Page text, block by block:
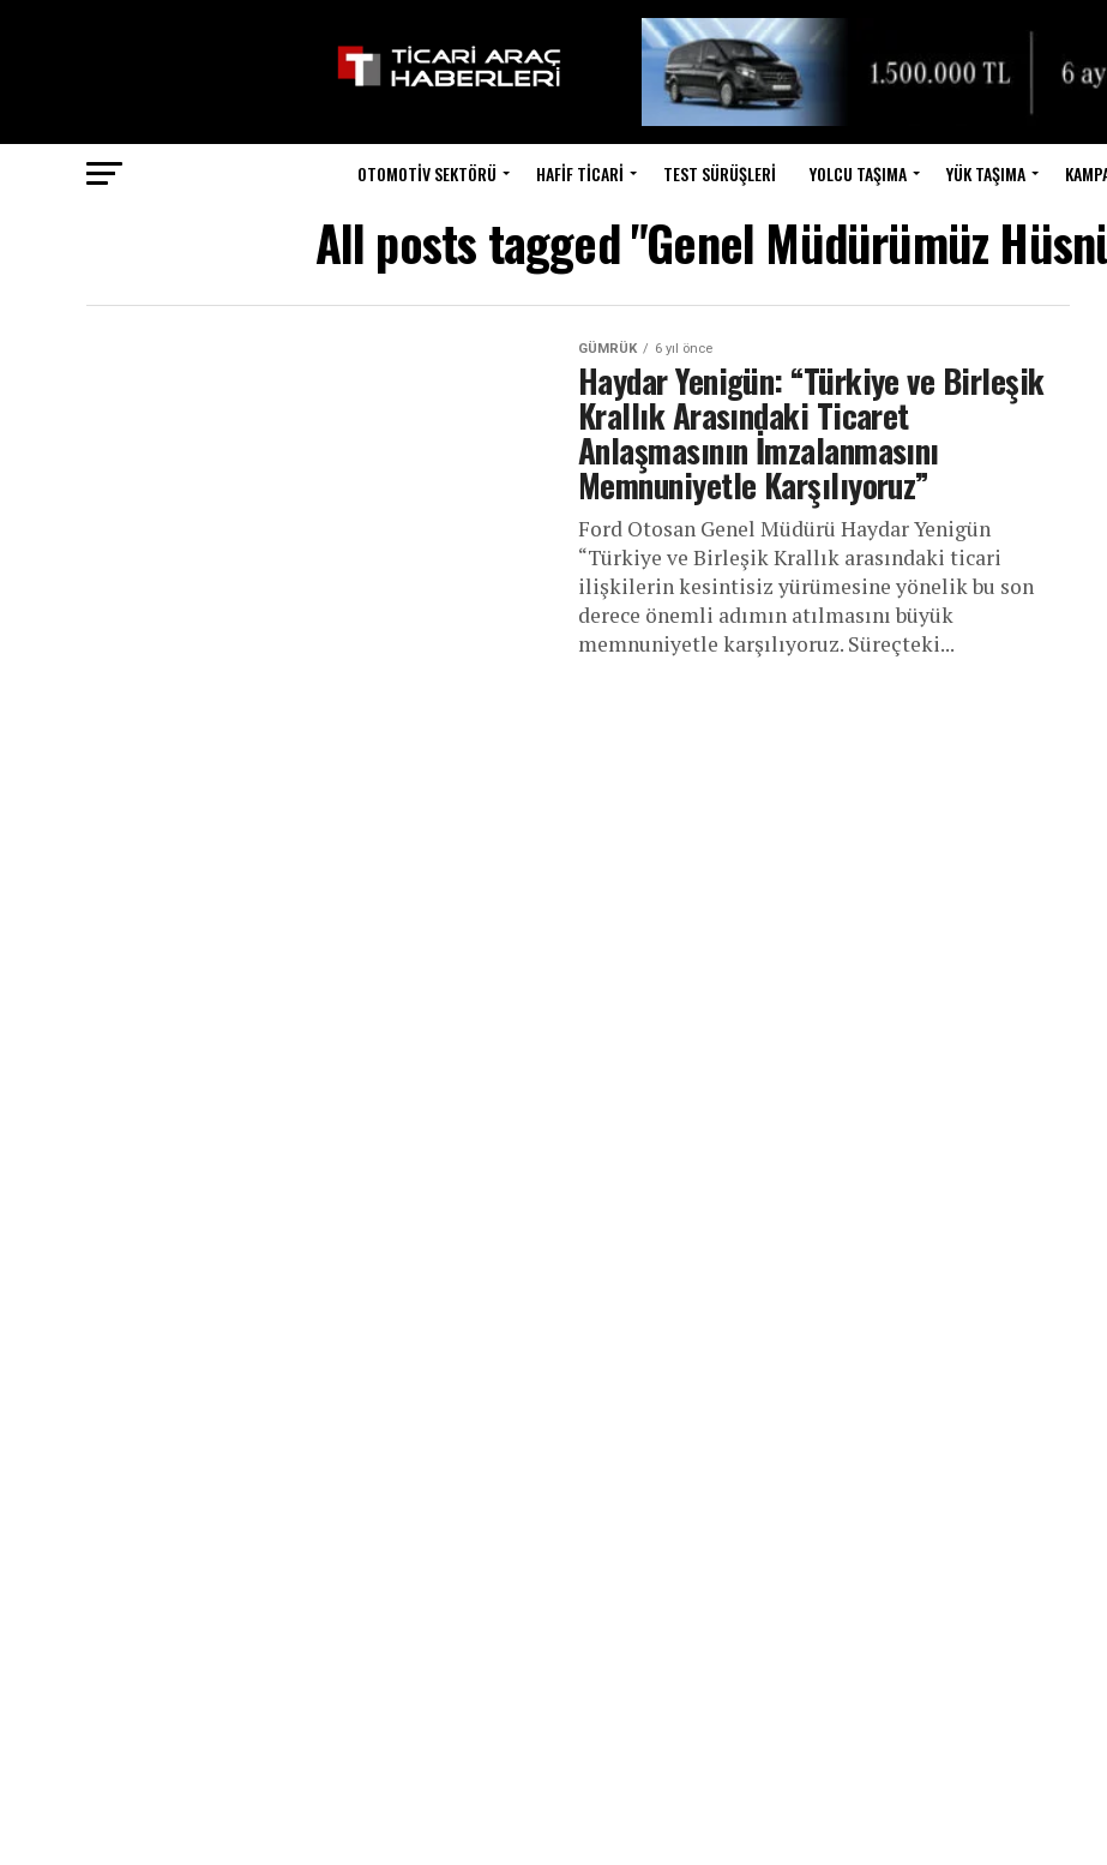
OTOMOTIV SEKTÖRÜ HAFIF TICARI TEST SÜRÜŞLERI YOLCU TAŞIMA YÜK TAŞIMA
All posts tagged "Genel Müdürümüz
GÜMRÜK 6 yıl önce
Haydar Yenigün: “Türkiye ve Birleşik
Krallık Arasındaki Ticaret
Anlaşmasının İmzalanmasını
Memnuniyetle Karşılıyoruz”
Ford Otosan Genel Müdürü Haydar Yenigün
“Türkiye ve Birleşik Krallık arasındaki ticari
ilişkilerin kesintisiz yürümesine yönelik bu son
derece önemli adımın atılmasını büyük
memnuniyetle karşılıyoruz. Süreçteki...